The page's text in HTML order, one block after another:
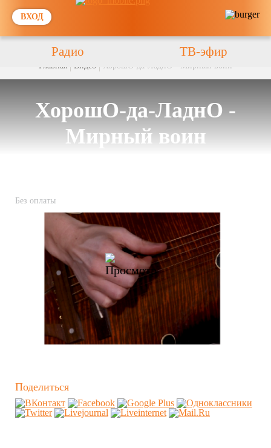
ВХОД
Радио ТВ-эфир
Главная Видео ХорошО-да-ЛаднО - Мирный воин
ХорошО-да-ЛаднО -
Мирный воин
Без оплаты
Поделиться